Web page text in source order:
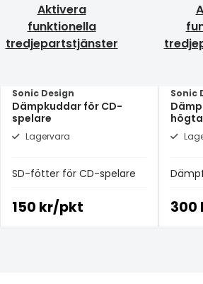
Aktivera
funktionella
tredjepartstjänster
Sonic Design
Dämpkuddar för CD-
spelare
Lagervara
SD-fötter för CD-spelare
150 kr/pkt
Sonic
300